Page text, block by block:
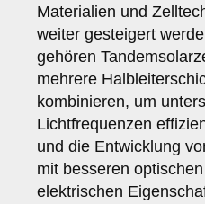
Materialien und
weiter gesteigert
gehören
mehrere
kombinieren, um
Lichtfrequenzen
und die Entwicklung
mit besseren
elektrischen